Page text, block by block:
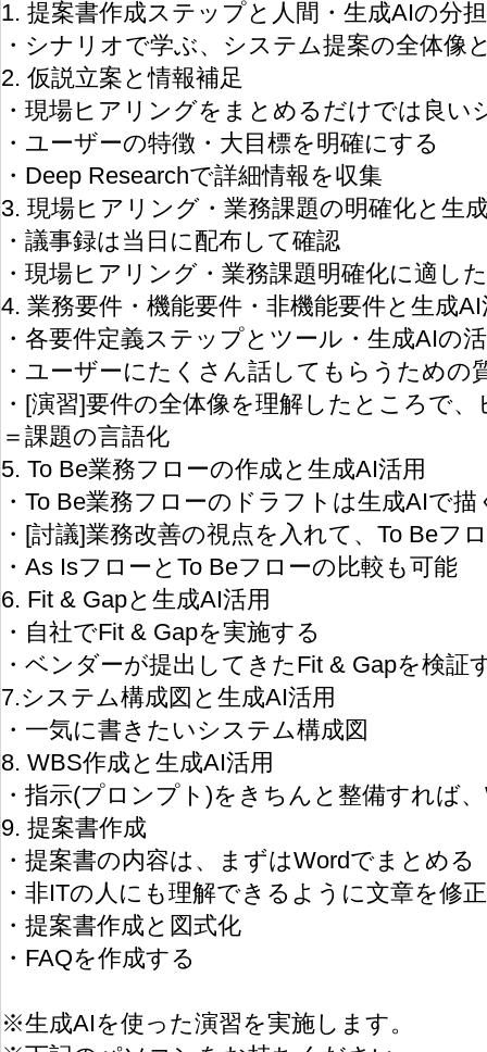
1. 提案書作成ステップと人間・生成AIの分担
・シナリオで学ぶ、システム提案の全体像
2. 仮説立案と情報補足
・現場ヒアリングをまとめるだけでは良
・ユーザーの特徴・大目標を明確にする
・Deep Researchで詳細情報を収集
3. 現場ヒアリング・業務課題の明確化と生
・議事録は当日に配布して確認
・現場ヒアリング・業務課題明確化に適し
4. 業務要件・機能要件・非機能要件と生成
・各要件定義ステップとツール・生成AIの
・ユーザーにたくさん話してもらうための
・[演習]要件の全体像を理解したところで
＝課題の言語化
5. To Be業務フローの作成と生成AI活用
・To Be業務フローのドラフトは生成AIで描
・[討議]業務改善の視点を入れて、To Beフ
・As IsフローとTo Beフローの比較も可能
6. Fit & Gapと生成AI活用
・自社でFit & Gapを実施する
・ベンダーが提出してきたFit & Gapを検証
7.システム構成図と生成AI活用
・一気に書きたいシステム構成図
8. WBS作成と生成AI活用
・指示(プロンプト)をきちんと整備すれば
9. 提案書作成
・提案書の内容は、まずはWordでまとめる
・非ITの人にも理解できるように文章を修
・提案書作成と図式化
・FAQを作成する
※生成AIを使った演習を実施します。